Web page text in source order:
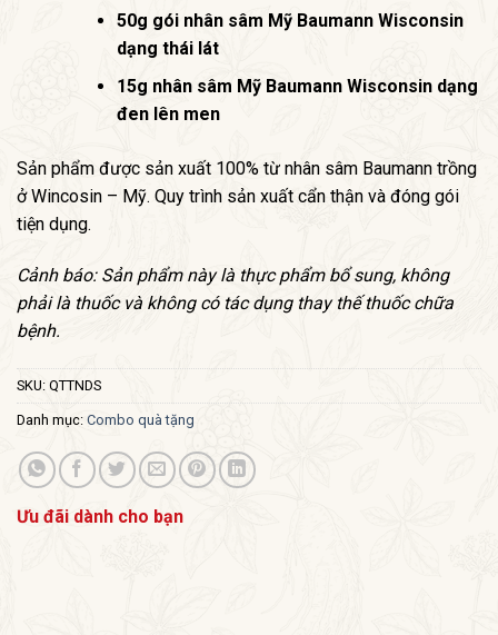
50g gói nhân sâm Mỹ Baumann Wisconsin
dạng thái lát
15g nhân sâm Mỹ Baumann Wisconsin dạng
đen lên men
Sản phẩm được sản xuất 100% từ nhân sâm Baumann trồng
ở Wincosin – Mỹ. Quy trình sản xuất cẩn thận và đóng gói
tiện dụng.
Cảnh báo: Sản phẩm này là thực phẩm bổ sung, không
phải là thuốc và không có tác dụng thay thế thuốc chữa
bệnh.
SKU: QTTNDS
Danh mục: Combo quà tặng
Ưu đãi dành cho bạn